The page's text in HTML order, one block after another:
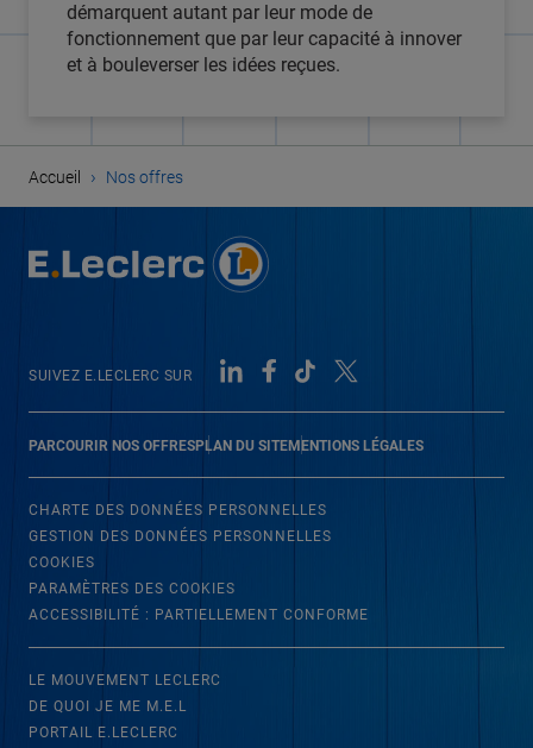
démarquent autant par leur mode de
fonctionnement que par leur capacité à innover
et à bouleverser les idées reçues.
Accueil › Nos offres
PARCOURIR NOS OFFRESPLAN DU SITEMENTIONS LÉGALES
SUIVEZ E.LECLERC SUR
CHARTE DES DONNÉES PERSONNELLES
GESTION DES DONNÉES PERSONNELLES
COOKIES
PARAMÈTRES DES COOKIES
ACCESSIBILITÉ : PARTIELLEMENT CONFORME
LE MOUVEMENT LECLERC
DE QUOI JE ME M.E.L
PORTAIL E.LECLERC